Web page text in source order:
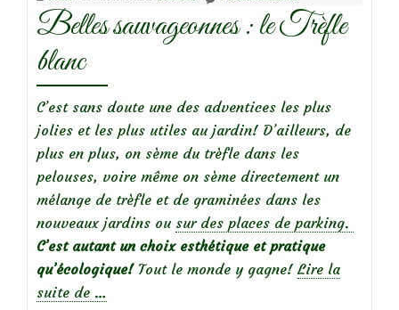
Belles sauvageonnes : le Trèfle
blanc
C’est sans doute une des adventices les plus
jolies et les plus utiles au jardin! D’ailleurs, de
plus en plus, on sème du trèfle dans les
pelouses, voire même on sème directement un
mélange de trèfle et de graminées dans les
nouveaux jardins ou sur des places de parking.
C’est autant un choix esthétique et pratique
qu’écologique!Tout le monde y gagne! Lire la
suite de …